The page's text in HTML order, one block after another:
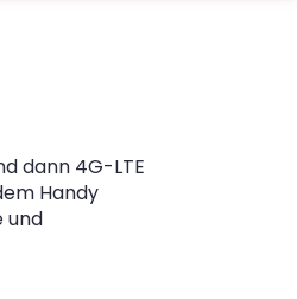
dann 4G-LTE
Handy
und